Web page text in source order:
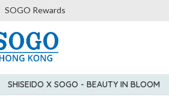
SOGO Rewards
SHISEIDO X SOGO - BEAUTY IN BLOOM